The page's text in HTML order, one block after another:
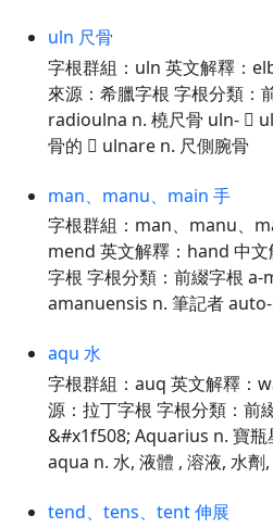
uln 尺骨
字根群組：uln 英文解釋：
來源：希臘字根 字根分類：
radioulna n. 橈尺骨 uln- 
骨的  ulnare n. 尺側腕骨
man、manu、main 手
字根群組：man、manu、
mend 英文解釋：hand 中
字根 字根分類：前綴字根
amanuensis n. 筆記者
aqu 水
字根群組：auq 英文解釋：
源：拉丁字根 字根分類：前
&#x1f508; Aquarius n. 寶瓶
aqua n. 水, 液體 , 溶液, 水劑,
tend、tens、tent 伸展